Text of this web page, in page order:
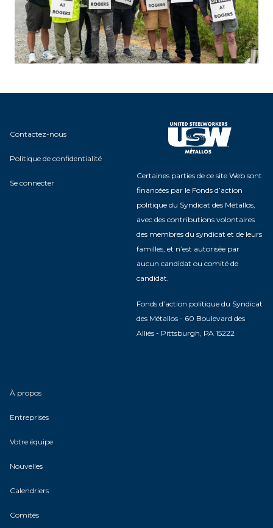
Contactez-nous
Politique de confidentialité
Se connecter
Certaines parties de ce site Web sont
financées par le Fonds d’action
politique du Syndicat des Métallos,
avec des contributions volontaires
des membres du syndicat et de leurs
familles, et n’est autorisée par
aucun candidat ou comité de
candidat.
Fonds d’action politique du Syndicat
des Métallos - 60 Boulevard des
Alliés - Pittsburgh, PA 15222
À propos
Entreprises
Votre équipe
Nouvelles
Calendriers
Comités